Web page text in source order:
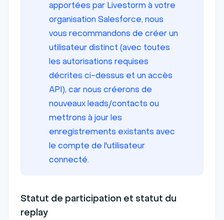
apportées par Livestorm à votre
organisation Salesforce, nous
vous recommandons de créer un
utilisateur distinct (avec toutes
les autorisations requises
décrites ci-dessus et un accès
API), car nous créerons de
nouveaux leads/contacts ou
mettrons à jour les
enregistrements existants avec
le compte de l'utilisateur
connecté.
Statut de participation et statut du
replay